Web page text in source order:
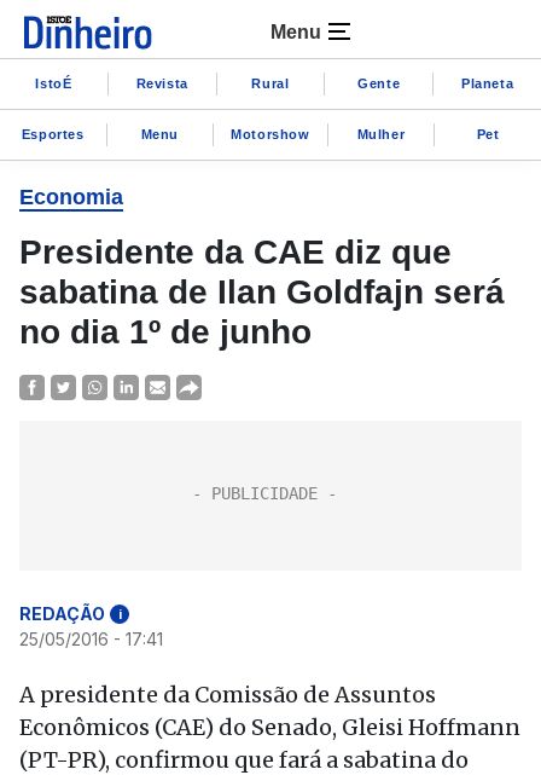
Menu
IstoÉ Revista Rural Gente Planeta
Esportes Menu Motorshow Mulher Pet
Economia
Presidente da CAE diz que
sabatina de Ilan Goldfajn será
no dia 1º de junho
REDAÇÃO i
25/05/2016 - 17:41
A presidente da Comissão de Assuntos
Econômicos (CAE) do Senado, Gleisi Hoffmann
(PT-PR), confirmou que fará a sabatina do